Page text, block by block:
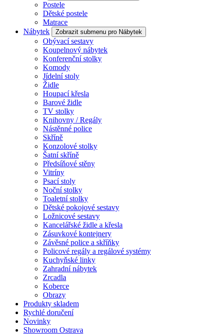
Postele
Dětské postele
Matrace
Nábytek
Zobrazit submenu pro Nábytek
Obývací sestavy
Koupelnový nábytek
Konferenční stolky
Komody
Jídelní stoly
Židle
Houpací křesla
Barové židle
TV stolky
Knihovny / Regály
Nástěnné police
Skříně
Konzolové stolky
Šatní skříně
Předsíňové stěny
Vitríny
Psací stoly
Noční stolky
Toaletní stolky
Dětské pokojové sestavy
Ložnicové sestavy
Kancelářské židle a křesla
Zásuvkové kontejnery
Závěsné police a skříňky
Policové regály a regálové systémy
Kuchyňské linky
Zahradní nábytek
Zrcadla
Koberce
Obrazy
Produkty skladem
Rychlé doručení
Novinky
Showroom Ostrava